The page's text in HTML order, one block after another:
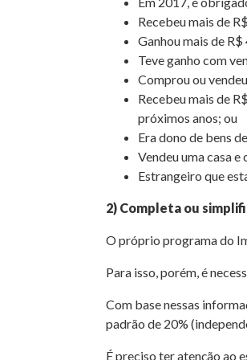
Recebeu mais de
Ganhou mais de
Teve ganho com
Comprou ou
Recebeu mais de
próximos anos; ou
Era dono de bens
Vendeu uma casa
Estrangeiro que
2) Completa ou
O próprio programa do
Para isso, porém, é
Com base nessas
padrão de 20%
É preciso ter atenção ao